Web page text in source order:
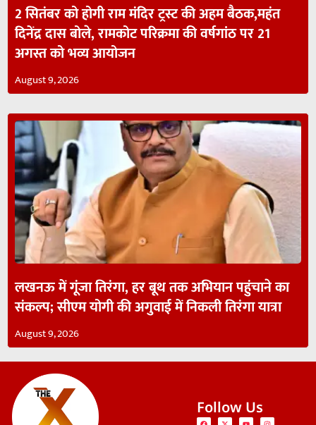
2 सितंबर को होगी राम मंदिर ट्रस्ट की अहम बैठक,महंत
दिनेंद्र दास बोले, रामकोट परिक्रमा की वर्षगांठ पर 21
अगस्त को भव्य आयोजन
August 9, 2026
लखनऊ में गूंजा तिरंगा, हर बूथ तक अभियान पहुंचाने का
संकल्प; सीएम योगी की अगुवाई में निकली तिरंगा यात्रा
August 9, 2026
Follow Us